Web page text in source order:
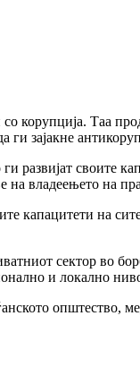
корупција. Таа
зајакне
развијат своите
на владеењето на
капацитети на
сектор во
и локално
општество,